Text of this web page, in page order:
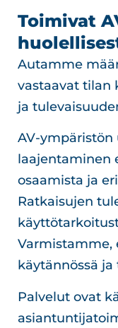
Toimivat
Autamme
vastaavat tilan
ja
AV-
laajentaminen
osaamista ja
Ratkaisujen
käytännössä
Palvelut ovat